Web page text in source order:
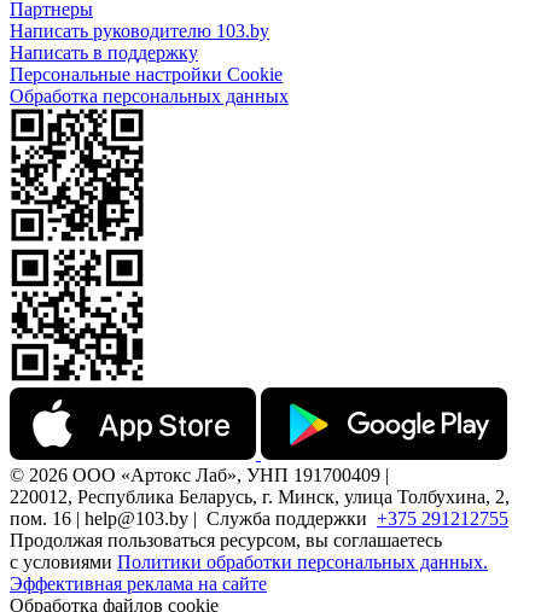
Партнеры
Написать руководителю 103.by
Написать в поддержку
Персональные настройки Cookie
Обработка персональных данных
© 2026 ООО «Артокс Лаб», УНП 191700409 |
220012, Республика Беларусь, г. Минск, улица Толбухина, 2,
пом. 16 | help@103.by | Служба поддержки +375 291212755
Продолжая пользоваться ресурсом, вы соглашаетесь
с условиями Политики обработки персональных данных.
Эффективная реклама на сайте
Обработка файлов cookie